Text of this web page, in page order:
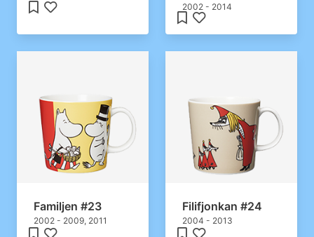
2002 - 2014
Familjen #23
2002 - 2009, 2011
Filifjonkan #24
2004 - 2013